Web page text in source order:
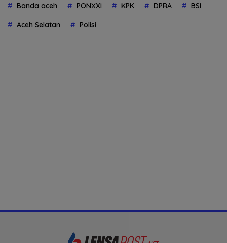
Banda aceh PONXXI KPK DPRA BSI
Aceh Selatan Polisi